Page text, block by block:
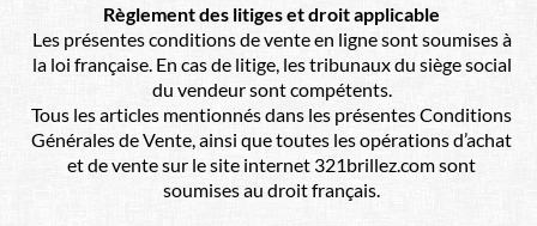
Règlement des litiges et droit applicable
Les présentes conditions de vente en ligne sont soumises à
la loi française. En cas de litige, les tribunaux du siège social
du vendeur sont compétents.
Tous les articles mentionnés dans les présentes Conditions
Générales de Vente, ainsi que toutes les opérations d’achat
et de vente sur le site internet 321brillez.com sont
soumises au droit français.